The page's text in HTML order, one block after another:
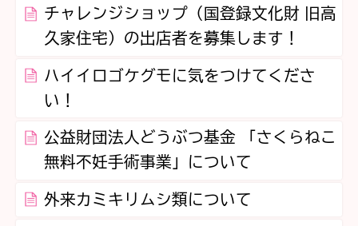
チャレンジショップ（国登録文化財 旧高
久家住宅）の出店者を募集します！
ハイイロゴケグモに気をつけてくださ
い！
公益財団法人どうぶつ基金 「さくらねこ
無料不妊手術事業」について
外来カミキリムシ類について